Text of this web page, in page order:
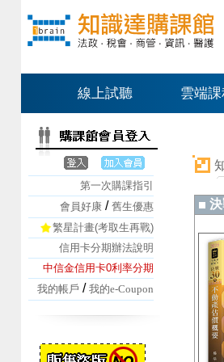
線上試聽 雲端
第一次購課指引
會員好康 / 舊生優惠
繁星計畫(考取生再戰)
信用卡分期辦法說明
中信金信用卡0利率分期
我的帳戶 / 我的e-Coupon